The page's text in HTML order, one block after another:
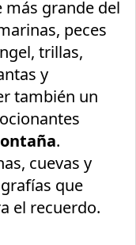
más grande del
peces
trillas,
y
también un
.
cuevas y
que
el recuerdo.